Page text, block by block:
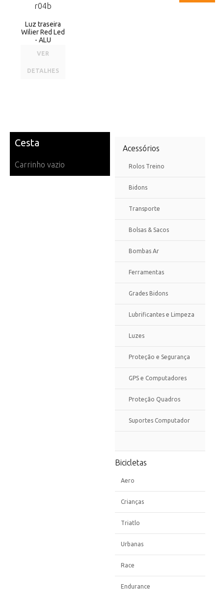
Luz traseira
Wilier Red Led
- ALU
VER
DETALHES
Cesta
Carrinho vazio
Acessórios
Rolos Treino
Bidons
Transporte
Bolsas & Sacos
Bombas Ar
Ferramentas
Grades Bidons
Lubrificantes e Limpeza
Luzes
Proteção e Segurança
GPS e Computadores
Proteção Quadros
Suportes Computador
Bicicletas
Aero
Crianças
Triatlo
Urbanas
Race
Endurance